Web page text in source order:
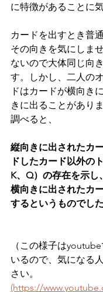
に特徴があることに
カードを出すとき普
その向きを気にしま
ないので大体同じ向
す。しかし、二人の
ドはカードが横向き
きに出ることがあり
調べると、
縦向きに出されたカ
ドしたカード以外の
K、Q）の存在を示し、
横向きに出されたカ
するというものでした
（この様子は
いるので、気になる
さい。
(https://